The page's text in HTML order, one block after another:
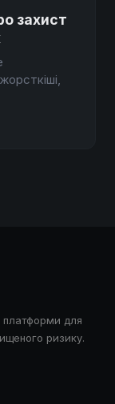
захист
платформи для
ризику.